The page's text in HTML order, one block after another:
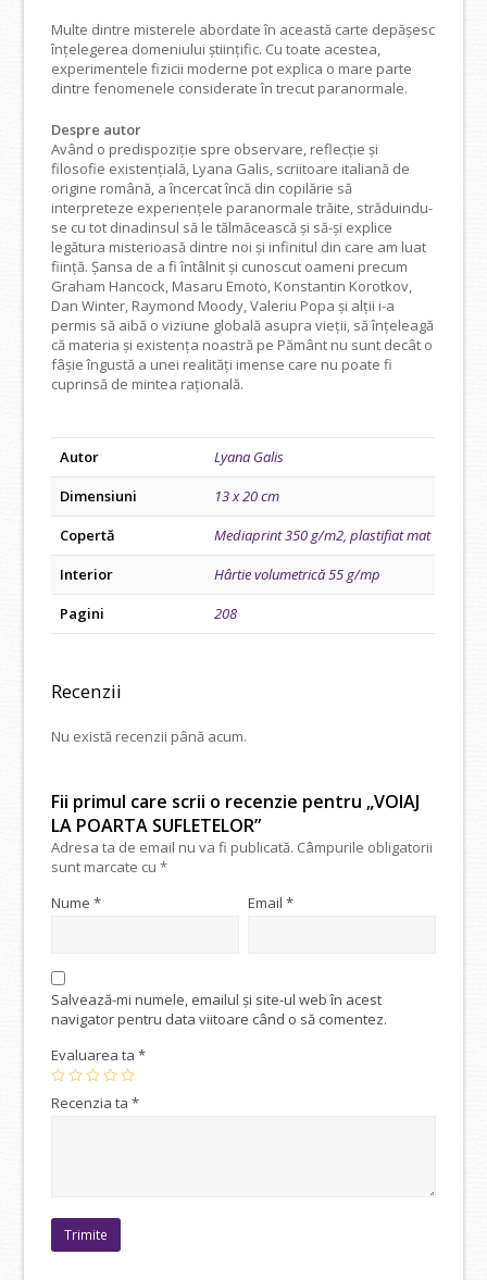
Multe dintre misterele abordate în această carte depășesc
înțelegerea domeniului științific. Cu toate acestea,
experimentele fizicii moderne pot explica o mare parte
dintre fenomenele considerate în trecut paranormale.
Despre autor
Având o predispoziţie spre observare, reflecţie şi
filosofie existenţială, Lyana Galis, scriitoare italiană de
origine română, a încercat încă din copilărie să
interpreteze experienţele paranormale trăite, străduindu-
se cu tot dinadinsul să le tălmăcească şi să-și explice
legătura misterioasă dintre noi şi infinitul din care am luat
fiinţă. Șansa de a fi întâlnit și cunoscut oameni precum
Graham Hancock, Masaru Emoto, Konstantin Korotkov,
Dan Winter, Raymond Moody, Valeriu Popa și alții i-a
permis să aibă o viziune globală asupra vieţii, să înțeleagă
că materia şi existenţa noastră pe Pământ nu sunt decât o
fâşie îngustă a unei realităţi imense care nu poate fi
cuprinsă de mintea rațională.
Autor
Lyana Galis
Dimensiuni
13 x 20 cm
Copertă
Mediaprint 350 g/m2, plastifiat mat
Interior
Hârtie volumetrică 55 g/mp
Pagini
208
Recenzii
Nu există recenzii până acum.
Fii primul care scrii o recenzie pentru „VOIAJ
LA POARTA SUFLETELOR”
Adresa ta de email nu va fi publicată. Câmpurile obligatorii
sunt marcate cu*
Nume* Email *
Salvează-mi numele, emailul și site-ul web în acest
navigator pentru data viitoare când o să comentez.
Evaluarea ta*
Recenzia ta*